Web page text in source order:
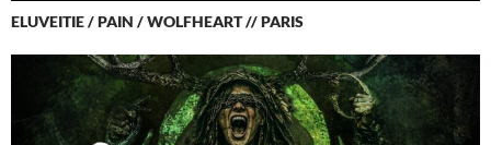
ELUVEITIE / PAIN / WOLFHEART // PARIS